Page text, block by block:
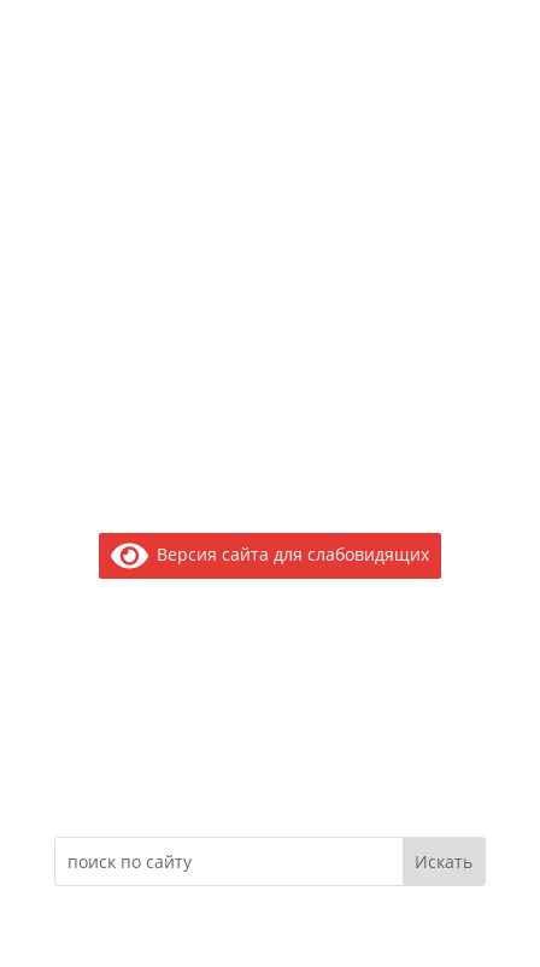
Версия сайта для слабовидящих